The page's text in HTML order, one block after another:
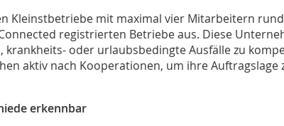
Kleinstbetriebe mit maximal vier Mitarbeitern
registrierten Betriebe aus. Diese
krankheits- oder urlaubsbedingte Ausfälle zu
aktiv nach Kooperationen, um ihre Auftragslage
erkennbar